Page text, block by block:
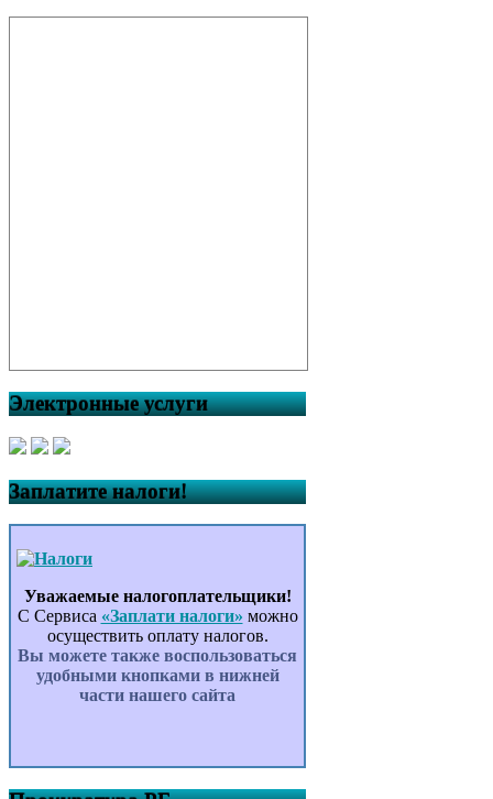
Электронные услуги
Заплатите налоги!
Уважаемые налогоплательщики!
С Сервиса «Заплати налоги» можно
осуществить оплату налогов.
Вы можете также воспользоваться
удобными кнопками в нижней
части нашего сайта